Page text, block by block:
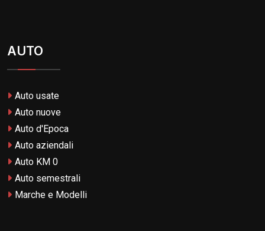
AUTO
Auto usate
Auto nuove
Auto d'Epoca
Auto aziendali
Auto KM 0
Auto semestrali
Marche e Modelli